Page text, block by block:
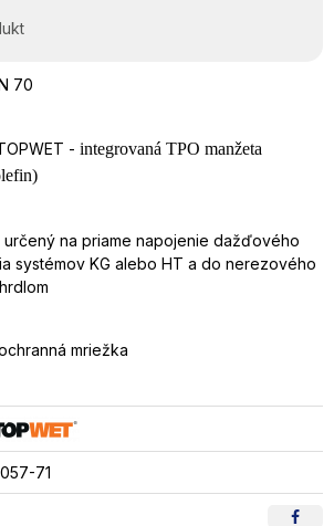
70
- integrovaná TPO manžeta
na priame napojenie dažďového
systémov KG alebo HT a do nerezového
mriežka
71